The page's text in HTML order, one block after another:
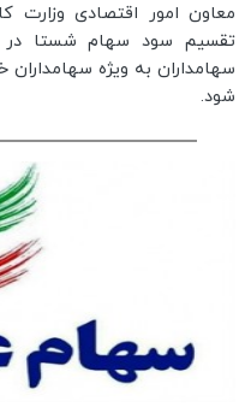
معاون امور اقتصادی
تقسیم سود سهام شستا
سهامداران به ویژه
شود.